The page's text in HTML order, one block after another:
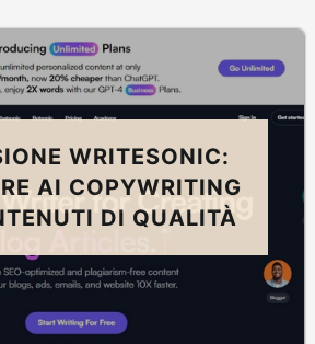
WRITESONIC:
AI COPYWRITING
DI QUALITÀ